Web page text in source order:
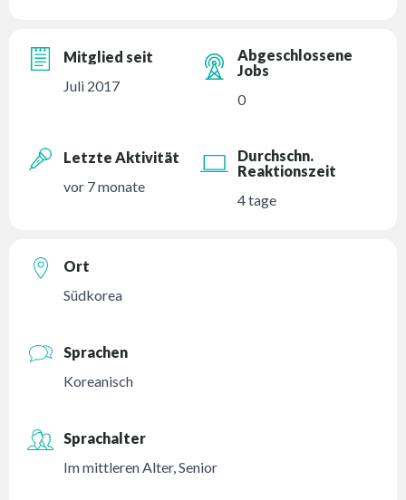
Mitglied seit
Juli 2017
Abgeschlossene
Jobs
0
Letzte Aktivität
vor 7 monate
Durchschn.
Reaktionszeit
4 tage
Ort
Südkorea
Sprachen
Koreanisch
Sprachalter
Im mittleren Alter,Senior